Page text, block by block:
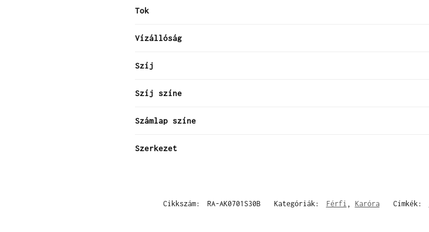
Tok
Vízállóság
Szíj
Szíj színe
Számlap színe
Szerkezet
Cikkszám: RA-AK0701S30B Kategóriák: Férfi , Karóra Címkék: